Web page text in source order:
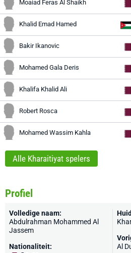
Moaiad Feras Al Shaikh
Khalid Emad Hamed
Bakir Ikanovic
Mohamed Gala Deris
Khalifa Khalid Ali
Robert Rosca
Mohamed Wassim Kahla
Alle Kharaitiyat spelers
Profiel
Volledige naam:
Abdulrahman Mohammed Al
Jassem
Nationaliteit:
Al